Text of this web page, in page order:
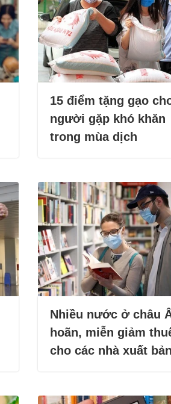
15 điểm tặng gạo
người gặp khó khăn
trong mùa dịch
Nhiều nước ở châu
hoãn, miễn giảm
cho các nhà xuất bản